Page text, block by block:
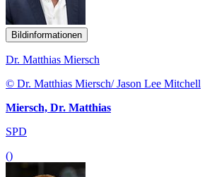
Bildinformationen
Dr. Matthias Miersch
© Dr. Matthias Miersch/ Jason Lee Mitchell
Miersch, Dr. Matthias
SPD
()